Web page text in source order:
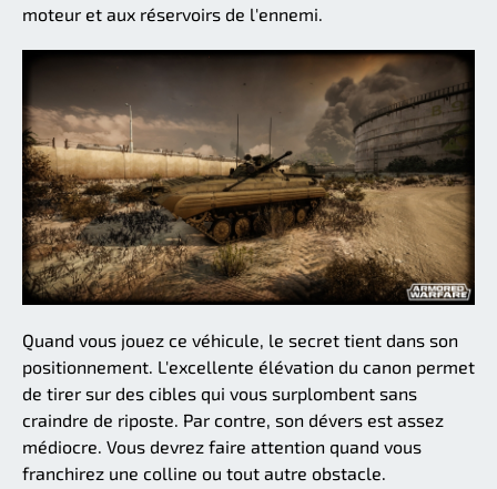
moteur et aux réservoirs de l'ennemi.
Quand vous jouez ce véhicule, le secret tient dans son
positionnement. L'excellente élévation du canon permet
de tirer sur des cibles qui vous surplombent sans
craindre de riposte. Par contre, son dévers est assez
médiocre. Vous devrez faire attention quand vous
franchirez une colline ou tout autre obstacle.